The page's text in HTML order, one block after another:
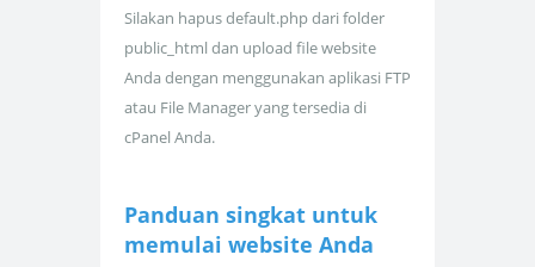
Silakan hapus default.php dari folder
public_html dan upload file website
Anda dengan menggunakan aplikasi FTP
atau File Manager yang tersedia di
cPanel Anda.
Panduan singkat untuk
memulai website Anda